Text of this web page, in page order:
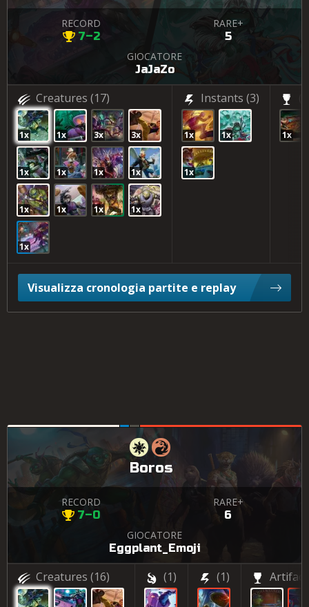
RECORD
7–2
RARE+
5
GIOCATORE
JaJaZo
Creatures (17)
1x 1x 3x 3x
1x 1x 1x 1x
1x 1x 1x 1x
1x
Instants (3)
1x 1x
1x
1x
Visualizza cronologia partite e replay
Boros
RECORD
7–0
RARE+
6
GIOCATORE
Eggplant_Emoji
Creatures (16) (1) (1)